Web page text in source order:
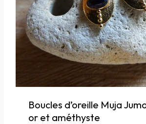
Boucles d’oreille Muja
or et améthyste